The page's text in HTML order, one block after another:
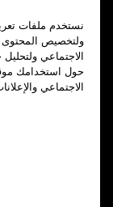
نستخدم ملفات
ولتخصيص المحتوى
الاجتماعي
حول استخدامك
الاجتماعي